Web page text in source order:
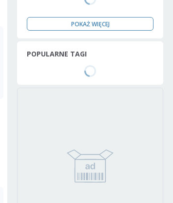
POKAŻ WIĘCEJ
POPULARNE TAGI